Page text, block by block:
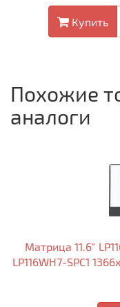
Купить
Похожие
аналоги
Матрица 11.6"
LP116WH7-SPC1